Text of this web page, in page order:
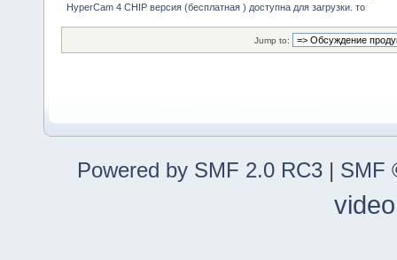
HyperCam 4 CHIP версия (бесплатная ) доступна для загрузки. то
Jump to:
Powered by SMF 2.0 RC3 | SMF